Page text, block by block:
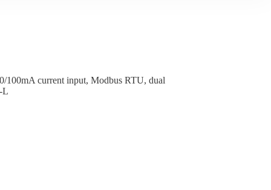
100mA current input, Modbus RTU, dual
L